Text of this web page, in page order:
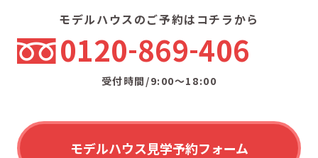
モデルハウスのご予約はコチラから
0120 869 406
受付時間/9:00〜18:00
モデルハウス見学予約フォーム